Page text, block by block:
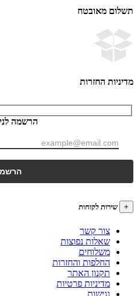
מאובטח
החזרות
הרשמה לניוזלטר:
לקוחות
צור קשר
שאלות נפוצות
משלוחים
החלפות והחזרות
תקנון האתר
מדיניות פרטיות